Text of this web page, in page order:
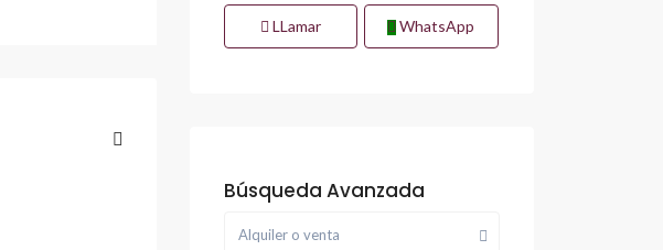
LLamar WhatsApp
Búsqueda Avanzada
Alquiler o venta